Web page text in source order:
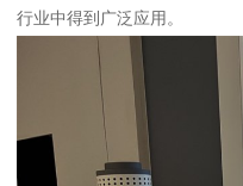
行业中得到广泛应用。